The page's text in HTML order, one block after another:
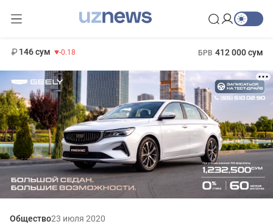
146 сум -0.18 БРВ 412 000 сум
Общество23 июля 2020